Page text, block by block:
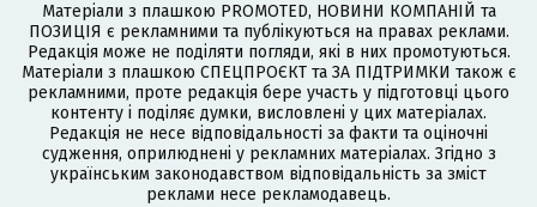
Матеріали з плашкою PROMOTED, НОВИНИ КОМПАНІЙ та
ПОЗИЦІЯ є рекламними та публікуються на правах реклами.
Редакція може не поділяти погляди, які в них промотуються.
Матеріали з плашкою СПЕЦПРОЄКТ та ЗА ПІДТРИМКИ також є
рекламними, проте редакція бере участь у підготовці цього
контенту і поділяє думки, висловлені у цих матеріалах.
Редакція не несе відповідальності за факти та оціночні
судження, оприлюднені у рекламних матеріалах. Згідно з
українським законодавством відповідальність за зміст
реклами несе рекламодавець.